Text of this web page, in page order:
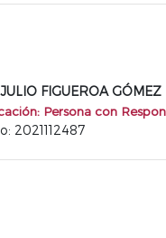
FIGUEROA
Persona con
2021112487